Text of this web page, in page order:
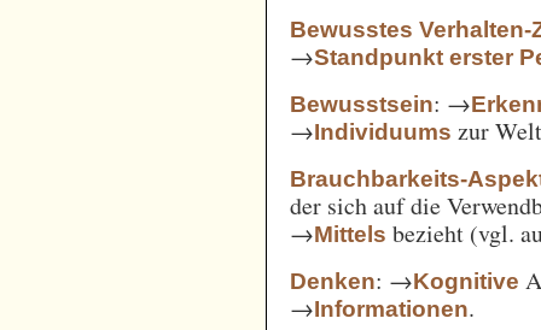
Bewusstes Verhalten-
→Standpunkt erster
Bewusstsein: →
→Individuums zur
Brauchbarkeits-
der sich auf die
→Mittels bezieht (vgl.
Denken: →Kognitive
→Informationen.